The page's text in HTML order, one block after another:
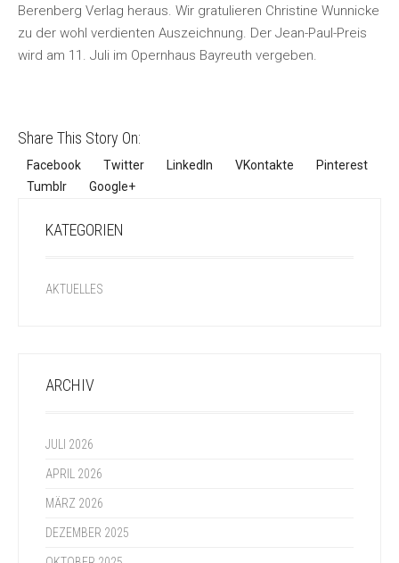
Berenberg Verlag heraus. Wir gratulieren Christine Wunnicke
zu der wohl verdienten Auszeichnung. Der Jean-Paul-Preis
wird am 11. Juli im Opernhaus Bayreuth vergeben.
Share This Story On:
Facebook Twitter LinkedIn VKontakte
Pinterest
Tumblr
Google+
KATEGORIEN
AKTUELLES
ARCHIV
JULI 2026
APRIL 2026
MÄRZ 2026
DEZEMBER 2025